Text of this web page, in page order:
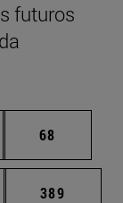
futuros
intermedias
Página
68
intermedias
Página
389